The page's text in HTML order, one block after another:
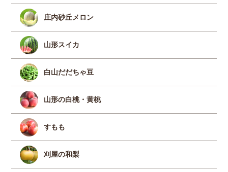
庄内砂丘メロン
山形スイカ
白山だだちゃ豆
山形の白桃・黄桃
すもも
刈屋の和梨